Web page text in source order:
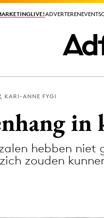
ADVERTERENEVENTS
ADVERTERENEVENTS
KARI-ANNE FYGI
hebben
zouden